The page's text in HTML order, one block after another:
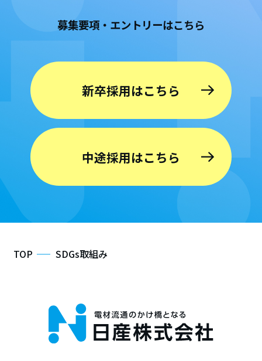
募集要項・エントリーはこちら
新卒採用はこちら
中途採用はこちら
TOP SDGs取組み